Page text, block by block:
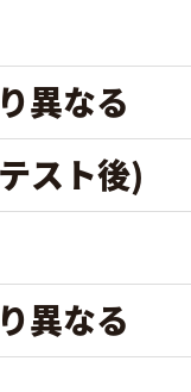
異なる
スト後)
異なる